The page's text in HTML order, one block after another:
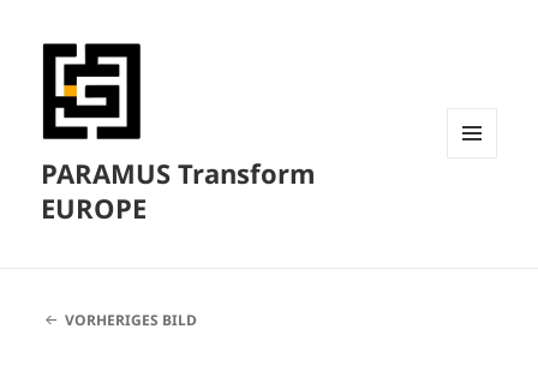
PARAMUS Transform
EUROPE
VORHERIGES BILD